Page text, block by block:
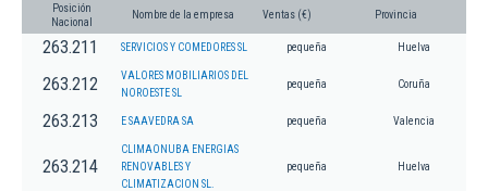
Posición
Nacional
Nombre de la empresa Ventas (€) Provincia
263.211 SERVICIOS Y COMEDORES SL pequeña Huelva
263.212
VALORES MOBILIARIOS DEL
NOROESTE SL
pequeña Coruña
263.213 E SAAVEDRA SA pequeña Valencia
263.214
CLIMAONUBA ENERGIAS
RENOVABLES Y
CLIMATIZACION SL.
pequeña Huelva